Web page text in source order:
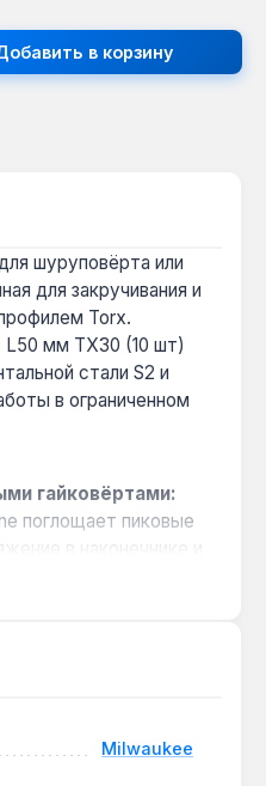
введите
в корзину
шуруповёрта или
для закручивания и
Torx.
L50 мм TX30 (10 шт)
стали S2 и
в ограниченном
гайковёртами:
поглощает пиковые
в наконечнике и
при интенсивном
наконечник TX30
Milwaukee